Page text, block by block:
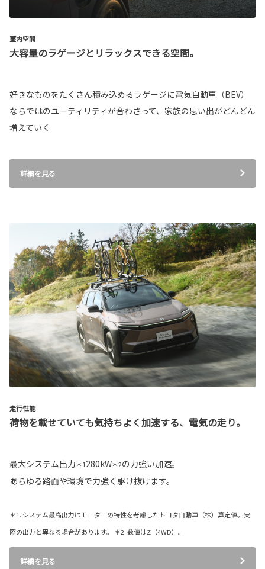
室内空間
大容量のラゲージとリラックスできる空間。
好きなものをたくさん積み込めるラゲージに電気自動車（BEV）
ならではのユーティリティが合わさって、家族の思い出がどんどん
増えていく
詳細を見る
走行性能
荷物を載せていても気持ちよく加速する、電気の走り。
最大システム出力＊1280kW＊2の力強い加速。
あらゆる路面や環境で力強く駆け抜けます。
＊1. システム最高出力はモーターの特性を考慮したトヨタ自動車（株）算定値。実
際の出力と異なる場合があります。 ＊2. 数値はZ（4WD）。
詳細を見る